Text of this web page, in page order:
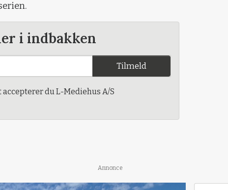
i indbakken
Tilmeld
du L-Mediehus A/S
Annonce